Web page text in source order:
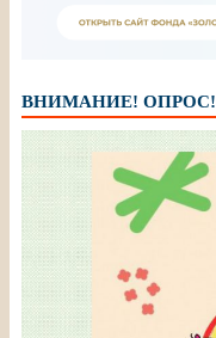
ВНИМАНИЕ! ОПРОС!